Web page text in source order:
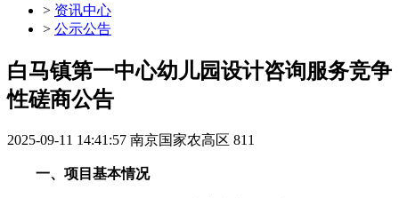
> 资讯中心
> 公示公告
白马镇第一中心幼儿园设计咨询服务竞争
性磋商公告
2025-09-11 14:41:57 南京国家农高区 811
一、项目基本情况